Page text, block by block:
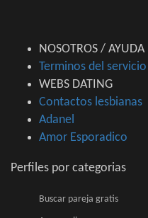
NOSOTROS / AYUDA
Terminos del servicio
WEBS DATING
Contactos lesbianas
Adanel
Amor Esporadico
Perfiles por categorias
Buscar pareja gratis